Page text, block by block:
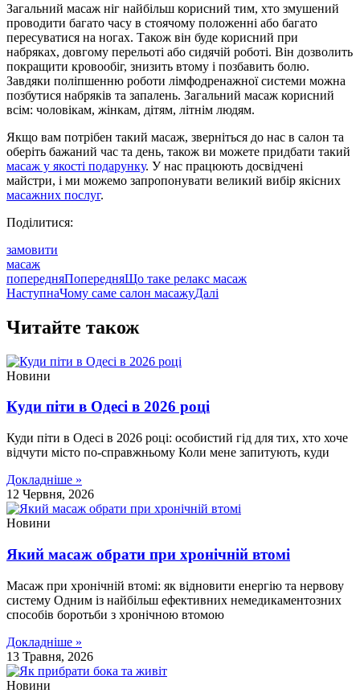
Загальний масаж ніг найбільш корисний тим, хто змушений
проводити багато часу в стоячому положенні або багато
пересуватися на ногах. Також він буде корисний при
набряках, довгому перельоті або сидячій роботі. Він дозволить
покращити кровообіг, знизить втому і позбавить болю.
Завдяки поліпшенню роботи лімфодренажної системи можна
позбутися набряків та запалень. Загальний масаж корисний
всім: чоловікам, жінкам, дітям, літнім людям.
Якщо вам потрібен такий масаж, зверніться до нас в салон та
оберіть бажаний час та день, також ви можете придбати такий
масаж у якості подарунку. У нас працюють досвідчені
майстри, і ми можемо запропонувати великий вибір якісних
масажних послуг.
Поділитися:
замовити
масаж
попередняПопередняЩо таке релакс масаж
НаступнаЧому саме салон масажуДалі
Читайте також
Новини
Куди піти в Одесі в 2026 році
Куди піти в Одесі в 2026 році: особистий гід для тих, хто хоче
відчути місто по-справжньому Коли мене запитують, куди
Докладніше »
12 Червня, 2026
Новини
Який масаж обрати при хронічній втомі
Масаж при хронічній втомі: як відновити енергію та нервову
систему Одним із найбільш ефективних немедикаментозних
способів боротьби з хронічною втомою
Докладніше »
13 Травня, 2026
Новини